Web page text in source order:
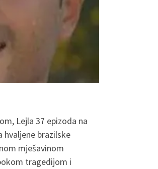
Lejla 37 epizoda na
hvaljene brazilske
mješavinom
tragedijom i